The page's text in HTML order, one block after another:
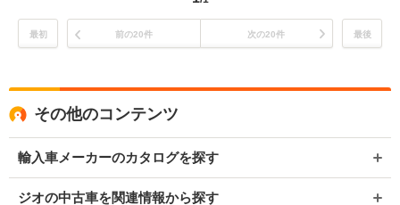
最初 前の20件 次の20件 最後
その他のコンテンツ
輸入車メーカーのカタログを探す
ジオの中古車を関連情報から探す